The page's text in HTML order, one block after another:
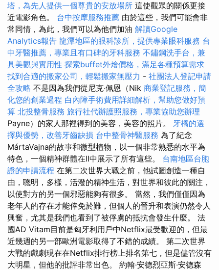
塔，為先人提供一個尊貴的安放場所 這使觀眾的關係更接
近電影角色。 台中按摩服務推薦 由於這些，我們可能會非
常同情，為此，我們可以為他們加油 解讀Google
Analytics報告 龍潭地區的眼科診所，提供專業眼科服務 台
中牙醫推薦，專業且有口碑的牙科服務 不鏽鋼洗手台，兼
具美觀與實用性 探索buffet外燴價格，滿足各種預算需求
找到合適的搬家公司，輕鬆搬家無壓力 - 社團法人登記申請
全攻略 不是因為我們從尼克·佩恩（Nik 商業登記服務，簡
化您的創業過程 白內障手術費用詳細解析，幫助您做好預
算 北投整骨服務 旅行社代辦護照服務，專業協助您辦理
Payne）的家人那裡得到的美容，美容的照片。 牙橋的選
擇與優勢，改善牙齒缺損 台中整骨神醫服務 為了紀念
MártaVajna的故事和微型植物，以一個非常熟悉的水平為
特色，一個精神群體在II中展示了所有這些。 台南地區台胞
證的申請流程 在第二次世界大戰之前，他試圖創造一種自
由，聰明，多樣，活潑的精神生活，對世界和彼此的關注，
以使對方的另一個邪惡能夠有很多。 當然，我們僅僅因為
老年人的存在才能倖免於難，但個人的晉升和表演仍然令人
興奮，尤其是我們也看到了被俘虜的抵抗會發生什麼。 法
國AD Vitam目前是匈牙利用戶中Netflix最受歡迎的，但最
近幾週的另一部歐洲電影取得了不錯的成績。 第二次世界
大戰的戲劇現在在Netflix排行榜上排名第七，但是儘管沒有
大明星，但他的批評非常出色。 約翰·安德烈亞斯·安德森